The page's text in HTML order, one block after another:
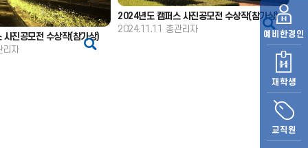
예비 한경인
재학생
교직원
2024년도 캠퍼스 사진공모전 수상작(참가상)
2024.11.11 총관리자
진공모전 수상작(참가상)
리자